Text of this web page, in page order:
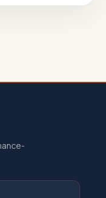
к